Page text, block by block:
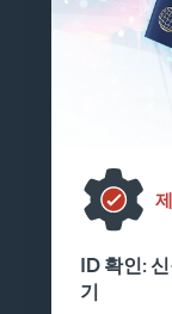
ID 확인:
기